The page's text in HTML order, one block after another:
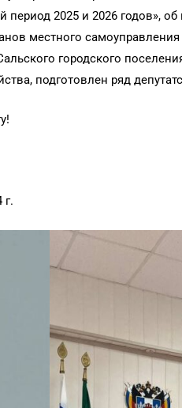
2025 и 2026 годов»,
местного
городского
подготовлен ряд
г.